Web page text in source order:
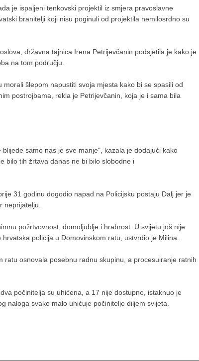
je ispaljeni tenkovski projektil iz smjera pravoslavne
branitelji koji nisu poginuli od projektila nemilosrdno su
državna tajnica Irena Petrijevčanin podsjetila je kako je
na tom području.
šlepom napustiti svoja mjesta kako bi se spasili od
postrojbama, rekla je Petrijevčanin, koja je i sama bila
samo nas je sve manje", kazala je dodajući kako
bilo tih žrtava danas ne bi bilo slobodne i
31 godinu dogodio napad na Policijsku postaju Dalj jer je
neprijatelju.
požrtvovnost, domoljublje i hrabrost. U svijetu još nije
policija u Domovinskom ratu, ustvrdio je Milina.
ratu osnovala posebnu radnu skupinu, a procesuiranje ratnih
počinitelja su uhićena, a 17 nije dostupno, istaknuo je
naloga svako malo uhićuje počinitelje diljem svijeta.